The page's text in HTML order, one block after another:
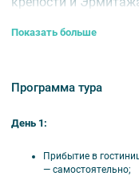
истории города.
15.01 по 25.04.2027 г.
🎟️ В
Показать больше
Программа тура
День 1:
Прибытие в
— самостоятельно;